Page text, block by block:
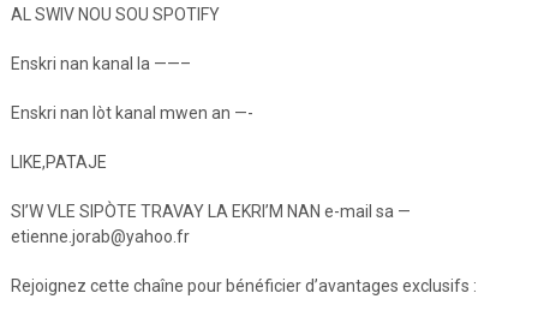
AL SWIV NOU SOU SPOTIFY
Enskri nan kanal la ——–
Enskri nan lòt kanal mwen an —-
LIKE,PATAJE
SI’W VLE SIPÒTE TRAVAY LA EKRI’M NAN e-mail sa —
etienne.jorab@yahoo.fr
Rejoignez cette chaîne pour bénéficier d’avantages exclusifs :